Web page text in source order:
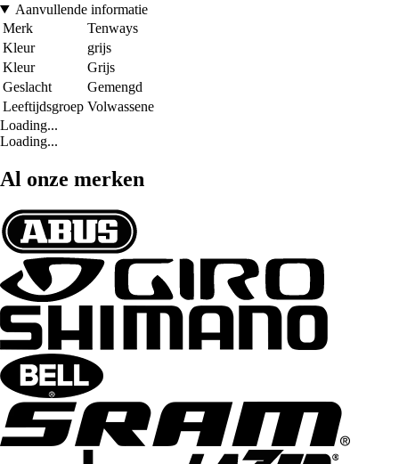
Aanvullende informatie
Merk
Tenways
Kleur
grijs
Kleur
Grijs
Geslacht
Gemengd
Leeftijdsgroep Volwassene
Loading...
Loading...
Al onze merken